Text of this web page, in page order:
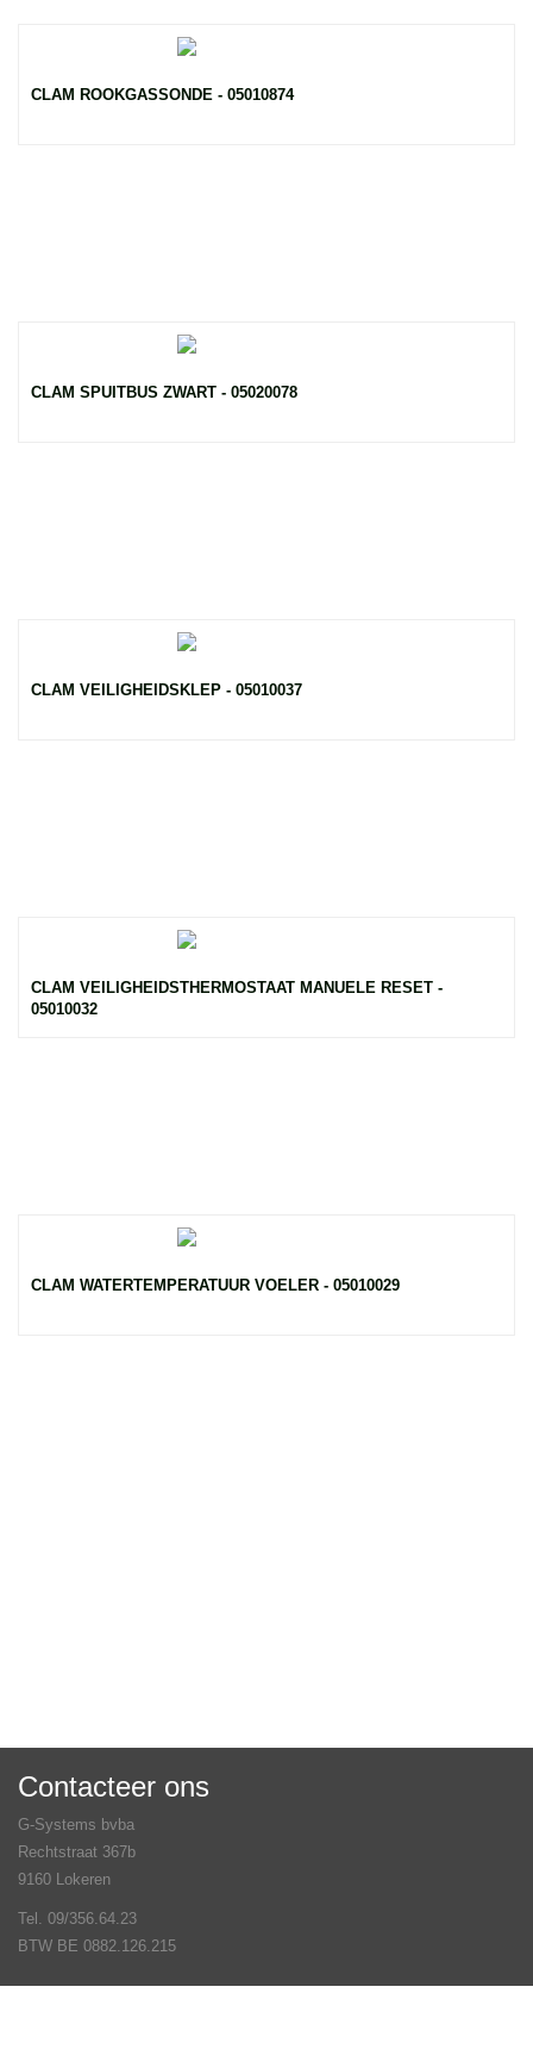
CLAM ROOKGASSONDE - 05010874
CLAM SPUITBUS ZWART - 05020078
CLAM VEILIGHEIDSKLEP - 05010037
CLAM VEILIGHEIDSTHERMOSTAAT MANUELE RESET -
05010032
CLAM WATERTEMPERATUUR VOELER - 05010029
Contacteer ons
G-Systems bvba
Rechtstraat 367b
9160 Lokeren
Tel. 09/356.64.23
BTW BE 0882.126.215